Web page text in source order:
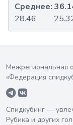
28.46
Среднее:
Межрегиональная
«Федерация
Спидкубинг —
Рубика и других